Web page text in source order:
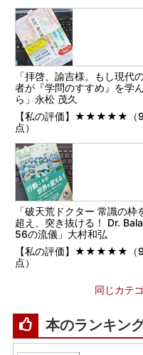
「拝啓、諭吉様。もし現代
者が『学問のすすめ』を学
ら」永松 茂久
【私の評価】★★★★★（
点）
「破天荒ドクター 常識の枠
超え、突き抜ける！ Dr.
56の流儀」大村和弘
【私の評価】★★★★★（
点）
同じカテ
本のランキン